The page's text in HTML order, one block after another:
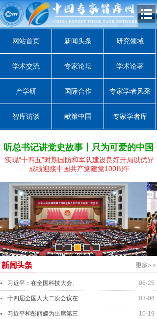
网站首页 新闻头条 研究领域
学术交流 专家论坛 学术论著
产学研 国际合作 专家学者风采
智库访谈 献策中国 专家学者库
听总书记讲党史故事丨只为可爱的中国
实现“十四五”时期国防和军队建设良好开局以优异
成绩迎接中国共产党建党100周年
资产管理经理 总会计师
06-25
习近平：在全国科技大会、
03-06
十四届全国人大二次会议在
10-19
习近平和彭丽媛为出席第三